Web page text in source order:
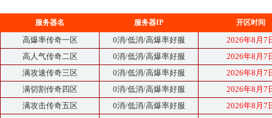
服务器名 服务器IP 开区时间
高爆率传奇一区 0消/低消/高爆率好服
2026年8月7
高人气传奇二区
0消/低消/高爆率好服
2026年8月7
满攻速传奇三区
0消/低消/高爆率好服
2026年8月7
满切割传奇四区
0消/低消/高爆率好服
2026年8月7
满攻击传奇五区
0消/低消/高爆率好服
2026年8月7